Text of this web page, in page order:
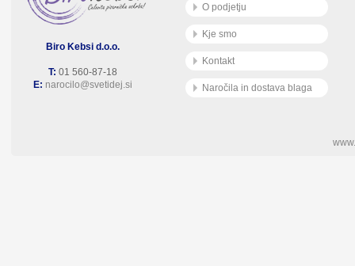
Biro Kebsi d.o.o.
T: 01 560-87-18
E: narocilo@svetidej.si
O podjetju
Kje smo
Kontakt
Naročila in dostava blaga